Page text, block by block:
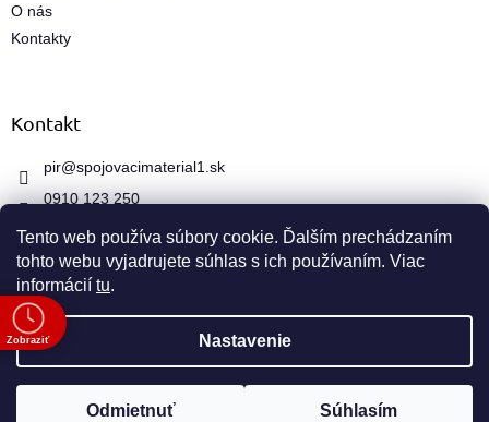
Tento web používa súbory cookie. Ďalším prechádzaním
tohto webu vyjadrujete súhlas s ich používaním. Viac
informácií tu.
Nastavenie
Odmietnuť Súhlasím
O nás
Kontakty
Kontakt
pir@spojovacimaterial1.sk
0910 123 250
spojovacimaterial1.sk
Zobraziť